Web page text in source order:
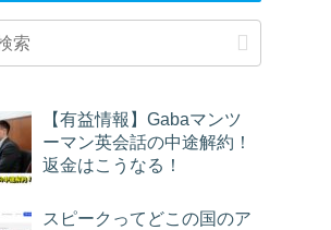
【有益情報】Gabaマンツ
ーマン英会話の中途解約！
返金はこうなる！
スピークってどこの国のア